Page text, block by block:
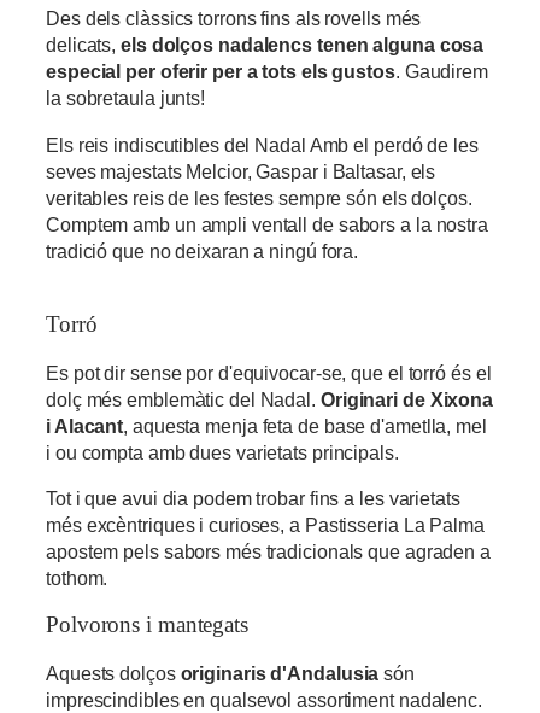
Des dels clàssics torrons fins als rovells més
delicats,els dolços nadalencs tenen alguna cosa
especial per oferir per a tots els gustos. Gaudirem
la sobretaula junts!
Els reis indiscutibles del Nadal Amb el perdó de les
seves majestats Melcior, Gaspar i Baltasar, els
veritables reis de les festes sempre són els dolços.
Comptem amb un ampli ventall de sabors a la nostra
tradició que no deixaran a ningú fora.
Torró
Es pot dir sense por d'equivocar-se, que el torró és el
dolç més emblemàtic del Nadal. Originari de Xixona
i Alacant , aquesta menja feta de base d'ametlla, mel
i ou compta amb dues varietats principals.
Tot i que avui dia podem trobar fins a les varietats
més excèntriques i curioses, a Pastisseria La Palma
apostem pels sabors més tradicionals que agraden a
tothom.
Polvorons i mantegats
Aquests dolços originaris d'Andalusia són
imprescindibles en qualsevol assortiment nadalenc.